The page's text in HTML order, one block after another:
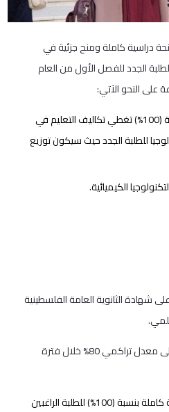
جامعة القدس عن توفير 35 منحة دراسية كاملة ومنح جزئية في
الجدد للفصل الأول من العام
(23) منحة دراسية كاملة بنسبة (100%) تغطي تكاليف التعليم في
للطلبة الجدد حيث سيكون توزيع
شهادة الثانوية العامة الفلسطينية
المحافظة على معدل تراكمي 80% خلال فترة
توفر الجامعة (10) منح دراسية كاملة بنسبة (100%) للطلبة الراغبين